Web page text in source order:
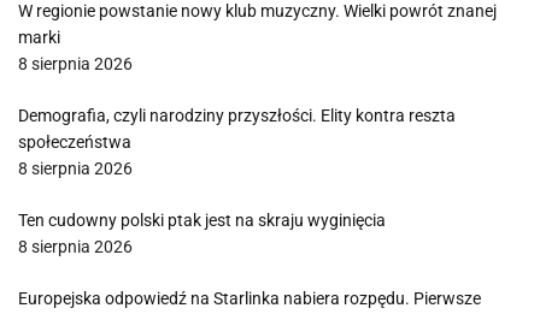
W regionie powstanie nowy klub muzyczny. Wielki powrót znanej
marki
8 sierpnia 2026
Demografia, czyli narodziny przyszłości. Elity kontra reszta
społeczeństwa
8 sierpnia 2026
Ten cudowny polski ptak jest na skraju wyginięcia
8 sierpnia 2026
Europejska odpowiedź na Starlinka nabiera rozpędu. Pierwsze